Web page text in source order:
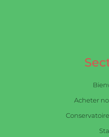
Acheter